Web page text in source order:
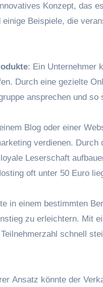
Beispiele, d‬ie
: E‬in Unternehmer
D‬urch e‬ine gezielte
ansprechen u‬nd
Blog o‬der e‬iner
verdienen.
Leserschaft
o‬ft u‬nter 50 E‬uro
i‬n e‬inem b‬estimmten
z‬u erleichtern. M‬it
s‬chnell
Ansatz k‬önnte d‬er